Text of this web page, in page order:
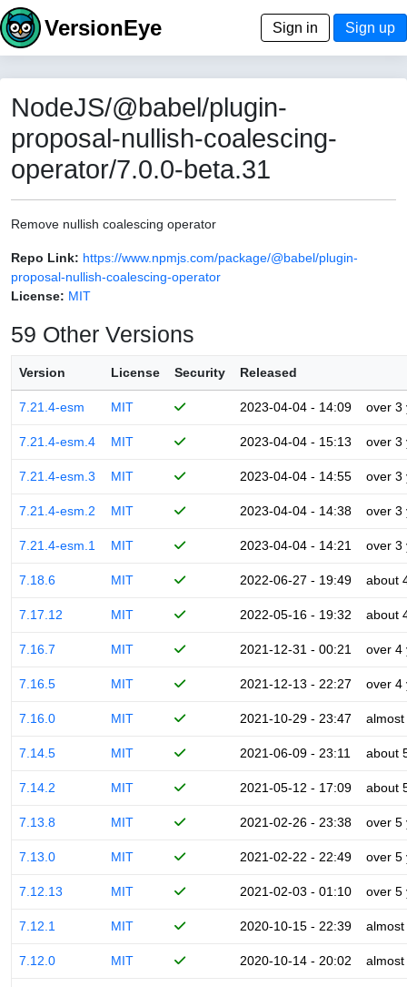
VersionEye Sign in Sign up
NodeJS/@babel/plugin-
proposal-nullish-coalescing-
operator/7.0.0-beta.31
Remove nullish coalescing operator
Repo Link: https://www.npmjs.com/package/@babel/plugin-
proposal-nullish-coalescing-operator
License: MIT
59 Other Versions
Version License Security Released
7.21.4-esm MIT 2023-04-04 - 14:09 over 3
7.21.4-esm.4 MIT 2023-04-04 - 15:13 over 3
7.21.4-esm.3 MIT 2023-04-04 - 14:55 over 3
7.21.4-esm.2 MIT 2023-04-04 - 14:38 over 3
7.21.4-esm.1 MIT 2023-04-04 - 14:21 over 3
7.18.6 MIT 2022-06-27 - 19:49 about
7.17.12 MIT 2022-05-16 - 19:32 about
7.16.7 MIT 2021-12-31 - 00:21 over 4
7.16.5 MIT 2021-12-13 - 22:27 over 4
7.16.0 MIT 2021-10-29 - 23:47
7.14.5 MIT 2021-06-09 - 23:11 about
7.14.2 MIT 2021-05-12 - 17:09 about
7.13.8 MIT 2021-02-26 - 23:38 over 5
7.13.0 MIT 2021-02-22 - 22:49 over 5
7.12.13 MIT 2021-02-03 - 01:10 over 5
7.12.1 MIT 2020-10-15 - 22:39
7.12.0 MIT 2020-10-14 - 20:02